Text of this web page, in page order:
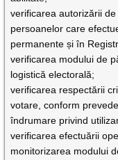
verificarea autorizării
persoanelor care
permanente și în
verificarea modului de
logistică electorală;
verificarea respectării
votare, conform
îndrumare privind
verificarea efectuării
monitorizarea modului